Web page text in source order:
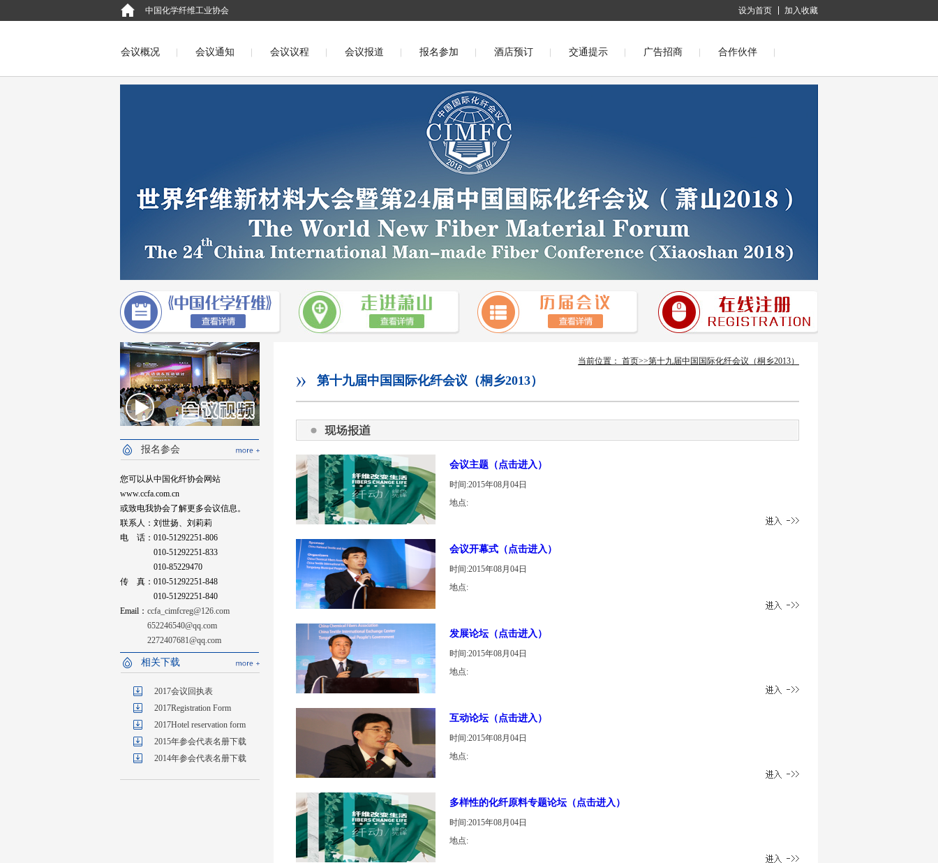
设为首页 加入收藏
中国化学纤维工业协会
会议概况 会议通知 会议议程 会议报道 报名参加 酒店预订 交通提示 广告招商 合作伙伴
第二十一届中国国际化纤会议（盛泽2015）
第十九届中国国际化纤会议（桐乡2013）
第十七届中国国际化纤会议(吴江2011) 第十六届中国国际化纤会议(吴江2010) 第十五届中国国际化纤会议(萧山2009)
报名参会
您可以从中国化纤协会网站
www.ccfa.com.cn
或致电我协会了解更多会议信息。
联系人：刘世扬、刘莉莉
电 话：010-51292251-806
010-51292251-833
010-85229470
传 真：010-51292251-848
010-51292251-840
Email： ccfa_cimfcreg@126.com
652246540@qq.com
2272407681@qq.com
相关下载
2017会议回执表
2017Registration Form
2017Hotel reservation form
2015年参会代表名册下载
2014年参会代表名册下载
当前位置： 首页>>第十九届中国国际化纤会议（桐乡2013）
第十九届中国国际化纤会议（桐乡2013）
会议主题（点击进入）
时间:2015年08月04日
地点:
会议开幕式（点击进入）
时间:2015年08月04日
地点:
发展论坛（点击进入）
时间:2015年08月04日
地点:
互动论坛（点击进入）
时间:2015年08月04日
地点:
多样性的化纤原料专题论坛（点击进入）
时间:2015年08月04日
地点: